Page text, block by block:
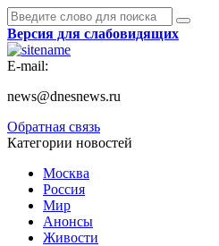
Версия для слабовидящих
E-mail:
news@dnesnews.ru
Обратная связь
Категории новостей
Москва
Россия
Мир
Анонсы
Живости